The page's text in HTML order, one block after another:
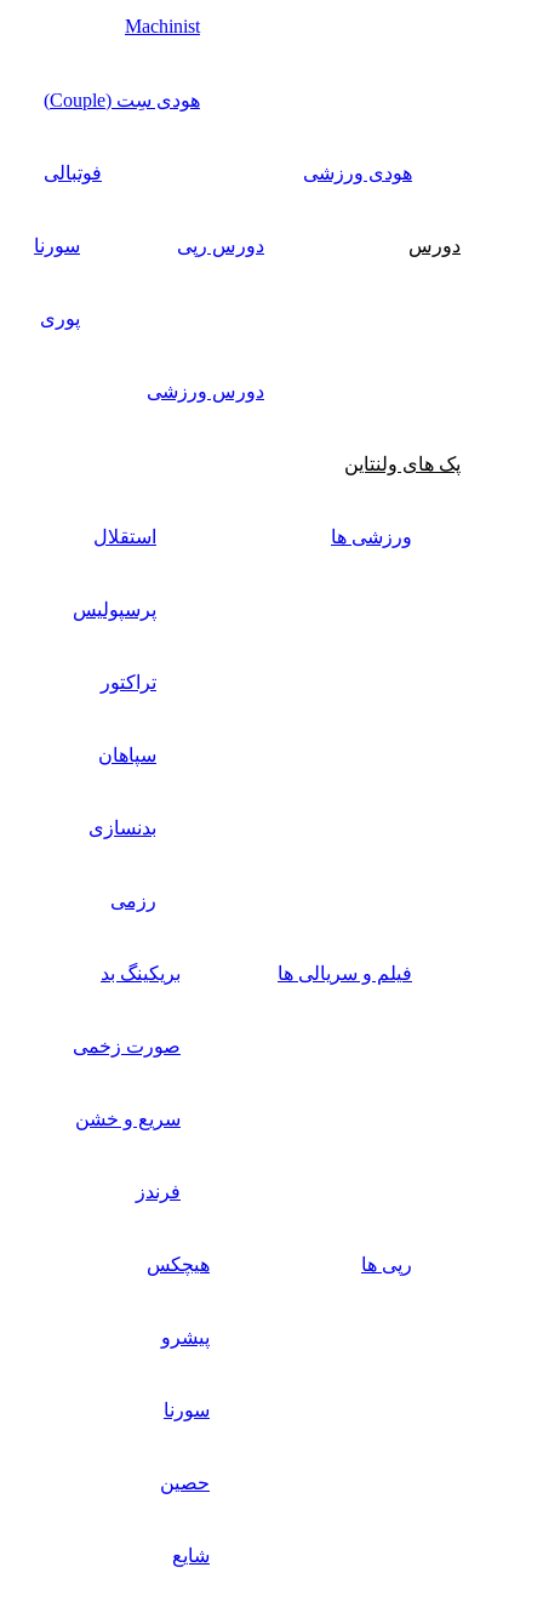
Machinist
هودی سِت (Couple)
هودی ورزشی فوتبالی
دورس دورس رپی سورنا
پوری
دورس ورزشی
پک های ولنتاین
ورزشی ها استقلال
پرسپولیس
تراکتور
سپاهان
بدنسازی
رزمی
فیلم و سریالی ها بریکینگ بد
صورت زخمی
سریع و خشن
فرندز
رپی ها هیچکس
پیشرو
سورنا
حصین
شایع